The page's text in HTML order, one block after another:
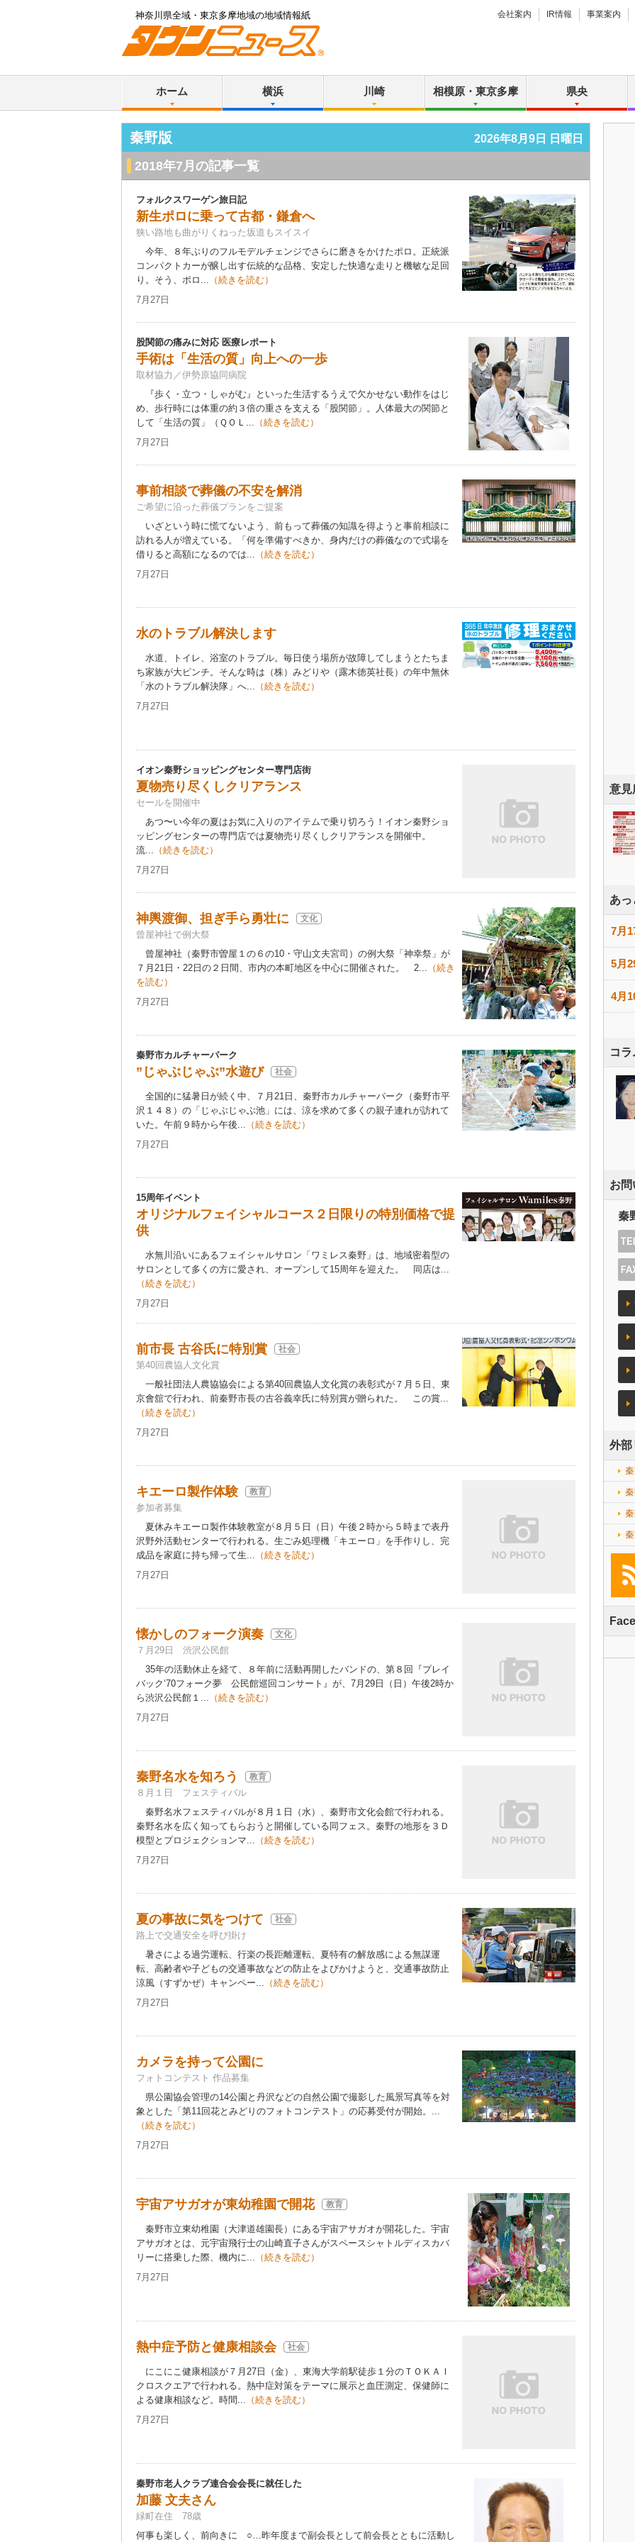
神奈川県全域・東京多摩地域の地域情報紙 会社案内 IR情報 事業案内
ホーム 横浜 川崎 相模原・東京多摩 県央
秦野版 2026年8月9日 日曜日
2018年7月の記事一覧
フォルクスワーゲン旅日記
新生ポロに乗って古都・鎌倉へ
狭い路地も曲がりくねった坂道もスイスイ
今年、８年ぶりのフルモデルチェンジでさらに磨きをかけたポロ。正統派
コンパクトカーが醸し出す伝統的な品格、安定した快適な走りと機敏な足回
り。そう、ポロ... （続きを読む）
7月27日
股関節の痛みに対応 医療レポート
手術は「生活の質」向上への一歩
取材協力／伊勢原協同病院
『歩く・立つ・しゃがむ』といった生活するうえで欠かせない動作をはじ
め、歩行時には体重の約３倍の重さを支える「股関節」。人体最大の関節と
して「生活の質」（ＱＯＬ... （続きを読む）
7月27日
事前相談で葬儀の不安を解消
ご希望に沿った葬儀プランをご提案
いざという時に慌てないよう、前もって葬儀の知識を得ようと事前相談に
訪れる人が増えている。「何を準備すべきか、身内だけの葬儀なので式場を
借りると高額になるのでは... （続きを読む）
7月27日
水のトラブル解決します
水道、トイレ、浴室のトラブル。毎日使う場所が故障してしまうとたちま
ち家族が大ピンチ。そんな時は（株）みどりや（露木徳英社長）の年中無休
「水のトラブル解決隊」へ... （続きを読む）
7月27日
イオン秦野ショッピングセンター専門店街
夏物売り尽くしクリアランス
セールを開催中
あつ〜い今年の夏はお気に入りのアイテムで乗り切ろう！イオン秦野ショ
ッピングセンターの専門店では夏物売り尽くしクリアランスを開催中。
流... （続きを読む）
7月27日
神輿渡御、担ぎ手ら勇壮に 文化
曾屋神社で例大祭
曾屋神社（秦野市曽屋１の６の10・守山文夫宮司）の例大祭「神幸祭」が
７月21日・22日の２日間、市内の本町地区を中心に開催された。 2... （続き
を読む）
7月27日
秦野市カルチャーパーク
”じゃぶじゃぶ”水遊び 社会
全国的に猛暑日が続く中、７月21日、秦野市カルチャーパーク（秦野市平
沢１４８）の「じゃぶじゃぶ池」には、涼を求めて多くの親子連れが訪れて
いた。午前９時から午後... （続きを読む）
7月27日
15周年イベント
オリジナルフェイシャルコース２日限りの特別価格で提
供
水無川沿いにあるフェイシャルサロン「ワミレス秦野」は、地域密着型の
サロンとして多くの方に愛され、オープンして15周年を迎えた。 同店は...
（続きを読む）
7月27日
前市長 古谷氏に特別賞 社会
第40回農協人文化賞
一般社団法人農協協会による第40回農協人文化賞の表彰式が７月５日、東
京會舘で行われ、前秦野市長の古谷義幸氏に特別賞が贈られた。 この賞...
（続きを読む）
7月27日
キエーロ製作体験 教育
参加者募集
夏休みキエーロ製作体験教室が８月５日（日）午後２時から５時まで表丹
沢野外活動センターで行われる。生ごみ処理機「キエーロ」を手作りし、完
成品を家庭に持ち帰って生... （続きを読む）
7月27日
懐かしのフォーク演奏 文化
７月29日 渋沢公民館
35年の活動休止を経て、８年前に活動再開したバンドの、第８回『プレイ
バック‘70フォーク夢 公民館巡回コンサート』が、7月29日（日）午後2時か
ら渋沢公民館１... （続きを読む）
7月27日
秦野名水を知ろう 教育
８月１日 フェスティバル
秦野名水フェスティバルが８月１日（水）、秦野市文化会館で行われる。
秦野名水を広く知ってもらおうと開催している同フェス。秦野の地形を３Ｄ
模型とプロジェクションマ... （続きを読む）
7月27日
夏の事故に気をつけて 社会
路上で交通安全を呼び掛け
暑さによる過労運転、行楽の長距離運転、夏特有の解放感による無謀運
転、高齢者や子どもの交通事故などの防止をよびかけようと、交通事故防止
涼風（すずかぜ）キャンペー... （続きを読む）
7月27日
カメラを持って公園に
フォトコンテスト 作品募集
県公園協会管理の14公園と丹沢などの自然公園で撮影した風景写真等を対
象とした「第11回花とみどりのフォトコンテスト」の応募受付が開始。...
（続きを読む）
7月27日
宇宙アサガオが東幼稚園で開花 教育
秦野市立東幼稚園（大津道雄園長）にある宇宙アサガオが開花した。宇宙
アサガオとは、元宇宙飛行士の山崎直子さんがスペースシャトルディスカバ
リーに搭乗した際、機内に... （続きを読む）
7月27日
熱中症予防と健康相談会 社会
にこにこ健康相談が７月27日（金）、東海大学前駅徒歩１分のＴＯＫＡＩ
クロスクエアで行われる。熱中症対策をテーマに展示と血圧測定、保健師に
よる健康相談など。時間... （続きを読む）
7月27日
秦野市老人クラブ連合会会長に就任した
加藤 文夫さん
緑町在住 78歳
何事も楽しく、前向きに ○…昨年度まで副会長として前会長とともに活動し
意見
あっ
7月
5月
4月
コラ
お問
秦
外部